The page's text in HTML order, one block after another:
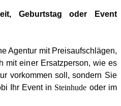
Geburtstag oder Event
Agentur mit Preisaufschlägen,
mit einer Ersatzperson, wie es
vorkommen soll, sondern Sie
Ihr Event in Steinhude oder im